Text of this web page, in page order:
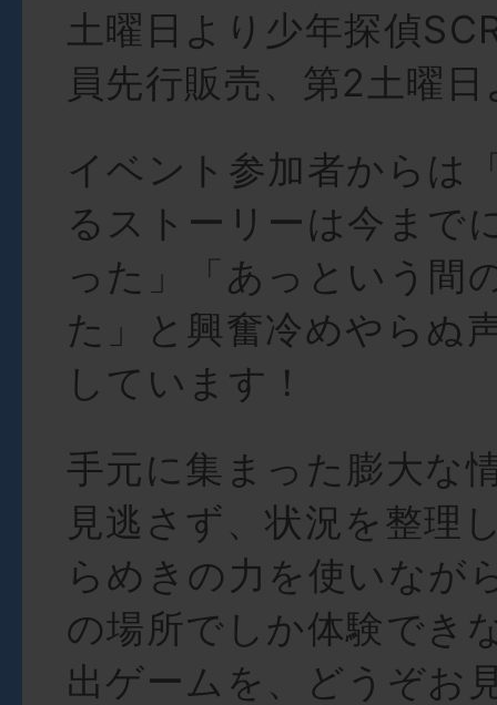
土曜日より少年探偵
員先行販売、第2土曜
イベント参加者からは
るストーリーは今まで
った」「あっという間
た」と興奮冷めやらぬ
しています！
手元に集まった膨大な
見逃さず、状況を整理
らめきの力を使いなが
の場所でしか体験でき
出ゲームを、どうぞお